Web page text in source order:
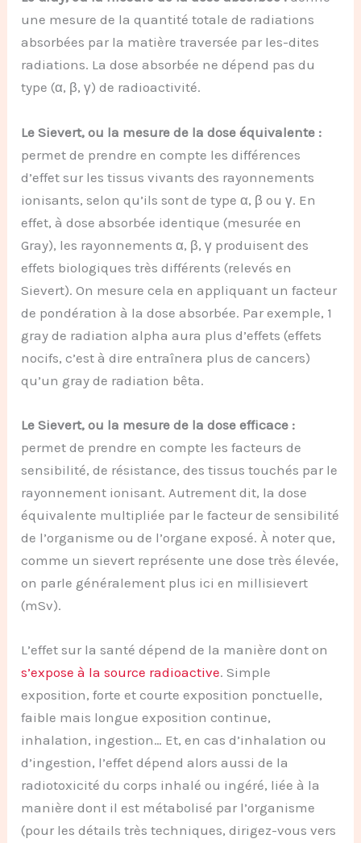
une mesure de la quantité totale de radiations
absorbées par la matière traversée par les-dites
radiations. La dose absorbée ne dépend pas du
type (α, β, γ) de radioactivité.
Le Sievert, ou la mesure de la dose équivalente :
permet de prendre en compte les différences
d’effet sur les tissus vivants des rayonnements
ionisants, selon qu’ils sont de type α, β ou γ. En
effet, à dose absorbée identique (mesurée en
Gray), les rayonnements α, β, γ produisent des
effets biologiques très différents (relevés en
Sievert). On mesure cela en appliquant un facteur
de pondération à la dose absorbée. Par exemple, 1
gray de radiation alpha aura plus d’effets (effets
nocifs, c’est à dire entraînera plus de cancers)
qu’un gray de radiation bêta.
Le Sievert, ou la mesure de la dose efficace :
permet de prendre en compte les facteurs de
sensibilité, de résistance, des tissus touchés par le
rayonnement ionisant. Autrement dit, la dose
équivalente multipliée par le facteur de sensibilité
de l’organisme ou de l’organe exposé. À noter que,
comme un sievert représente une dose très élevée,
on parle généralement plus ici en millisievert
(mSv).
L’effet sur la santé dépend de la manière dont on
s’expose à la source radioactive. Simple
exposition, forte et courte exposition ponctuelle,
faible mais longue exposition continue,
inhalation, ingestion… Et, en cas d’inhalation ou
d’ingestion, l’effet dépend alors aussi de la
radiotoxicité du corps inhalé ou ingéré, liée à la
manière dont il est métabolisé par l’organisme
(pour les détails très techniques, dirigez-vous vers